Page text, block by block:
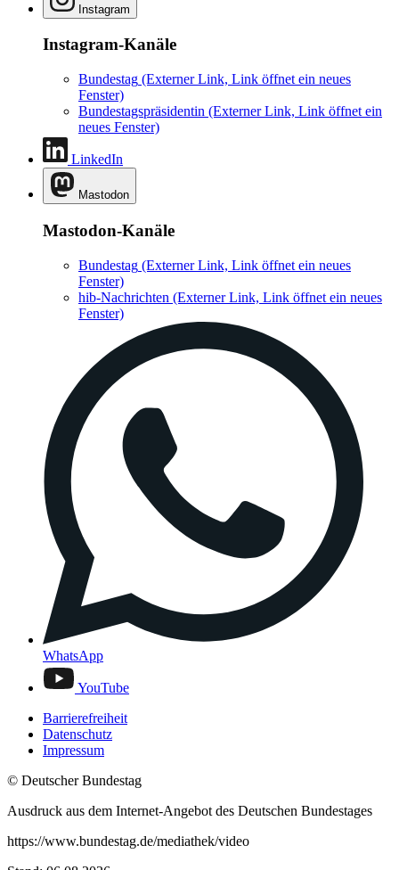
Instagram
Instagram-Kanäle
Bundestag (Externer Link, Link öffnet ein neues
Fenster)
Bundestagspräsidentin (Externer Link, Link öffnet ein
neues Fenster)
LinkedIn
Mastodon
Mastodon-Kanäle
Bundestag (Externer Link, Link öffnet ein neues
Fenster)
hib-Nachrichten (Externer Link, Link öffnet ein neues
Fenster)
WhatsApp
YouTube
Barrierefreiheit
Datenschutz
Impressum
© Deutscher Bundestag
Ausdruck aus dem Internet-Angebot des Deutschen Bundestages
https://www.bundestag.de/mediathek/video